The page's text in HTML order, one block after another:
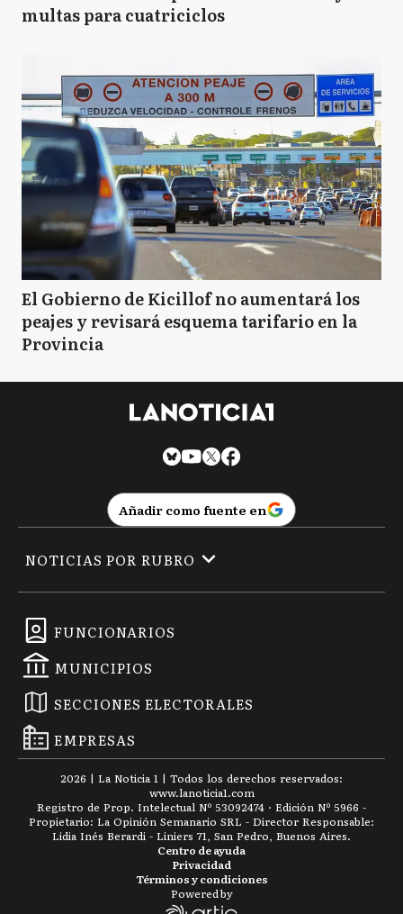
multas para cuatriciclos
El Gobierno de Kicillof no aumentará los
peajes y revisará esquema tarifario en la
Provincia
Añadir como fuente en
FUNCIONARIOS
MUNICIPIOS
SECCIONES ELECTORALES
EMPRESAS
NOTICIAS POR RUBRO
2026 | La Noticia 1 | Todos los derechos reservados:
www.lanoticia1.com
Registro de Prop. Intelectual Nº 53092474 · Edición Nº 5966 -
Propietario: La Opinión Semanario SRL - Director Responsable:
Lidia Inés Berardi - Liniers 71, San Pedro, Buenos Aires.
Términos y condiciones
Privacidad
Centro de ayuda
Powered by